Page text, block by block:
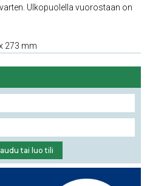
Ulkopuolella vuorostaan on
273 mm
tai luo tili